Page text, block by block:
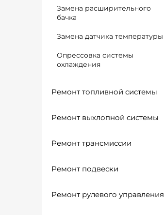
Замена расширительного
бачка
Замена датчика температуры
Опрессовка системы
охлаждения
Ремонт топливной системы
Ремонт выхлопной системы
Ремонт трансмиссии
Ремонт подвески
Ремонт рулевого управления